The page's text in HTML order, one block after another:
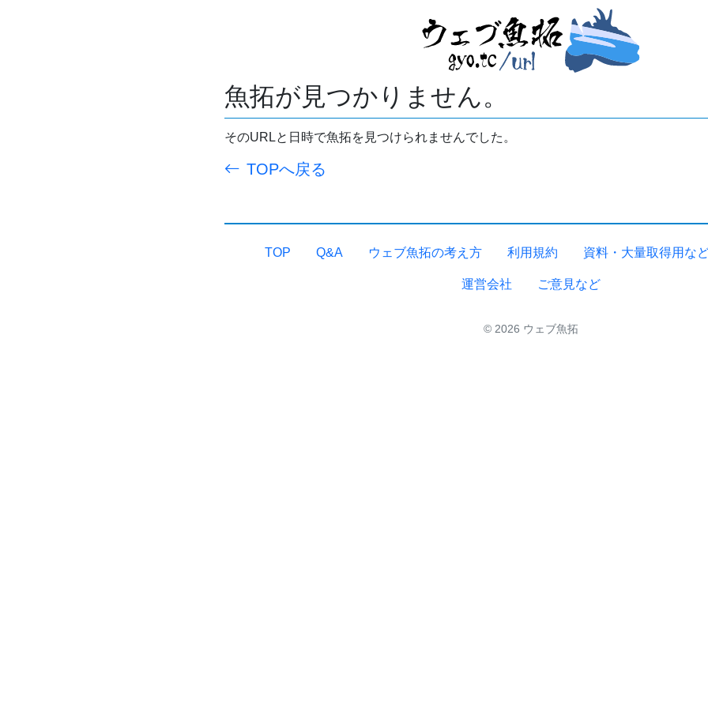
魚拓が見つかりません。
そのURLと日時で魚拓を見つけられませんでした。
TOPへ戻る
TOP Q&A ウェブ魚拓の考え方 利用規約 資料・大量取得用な
運営会社 ご意見など
© 2026 ウェブ魚拓